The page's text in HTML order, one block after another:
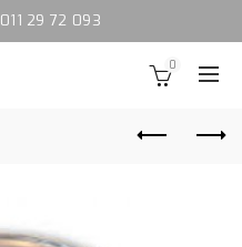
011 29 72 093
0